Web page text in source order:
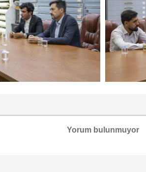
Yorum bulunmuyor